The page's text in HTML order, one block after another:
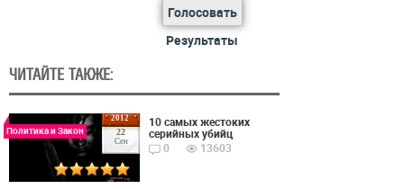
Голосовать
Результаты
ЧИТАЙТЕ ТАКЖЕ:
2012
22
Сен
Политика и Закон
10 самых жестоких
серийных убийц
0
13603